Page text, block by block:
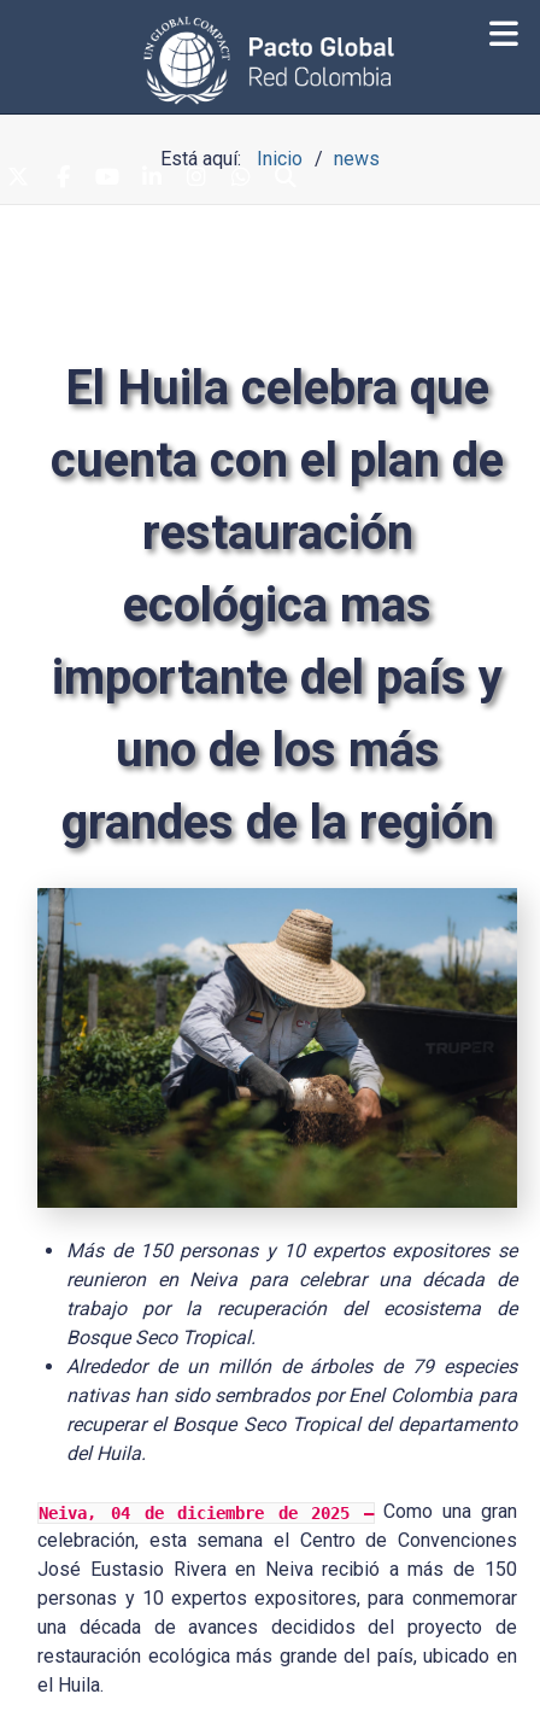
Está aquí: Inicio news
El Huila celebra que
cuenta con el plan de
restauración
ecológica mas
importante del país y
uno de los más
grandes de la región
Más de 150 personas y 10 expertos expositores se
reunieron en Neiva para celebrar una década de
trabajo por la recuperación del ecosistema de
Bosque Seco Tropical.
Alrededor de un millón de árboles de 79 especies
nativas han sido sembrados por Enel Colombia para
recuperar el Bosque Seco Tropical del departamento
del Huila.
Neiva, 04 de diciembre de 2025 – Como una gran
celebración, esta semana el Centro de Convenciones
José Eustasio Rivera en Neiva recibió a más de 150
personas y 10 expertos expositores, para conmemorar
una década de avances decididos del proyecto de
restauración ecológica más grande del país, ubicado en
el Huila.